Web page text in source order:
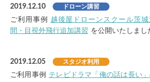
2019.12.10 ドローン講習
ご利用事例
越後屋ドローンスクール茨
間・目視外飛行追加講習 を公開いたしまし
2019.12.05 スタジオ利用
ご利用事例 テレビドラマ「俺の話は長い